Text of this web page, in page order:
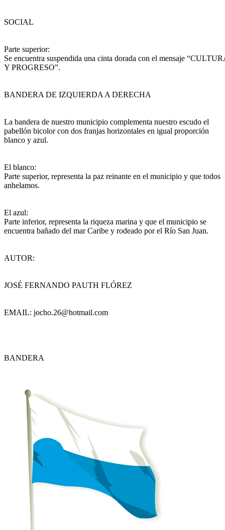
SOCIAL
Parte superior:
Se encuentra suspendida una cinta dorada con el mensaje
Y PROGRESO”.
BANDERA DE IZQUIERDA A DERECHA
La bandera de nuestro municipio complementa nuestro escudo el
pabellón bicolor con dos franjas horizontales en igual proporción
blanco y azul.
El blanco:
Parte superior, representa la paz reinante en el municipio y que todos
anhelamos.
El azul:
Parte inferior, representa la riqueza marina y que el municipio se
encuentra bañado del mar Caribe y rodeado por el Río San Juan.
AUTOR:
JOSÉ FERNANDO PAUTH FLÓREZ
EMAIL: jocho.26@hotmail.com
BANDERA